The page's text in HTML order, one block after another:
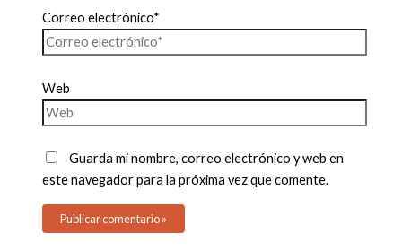
Correo electrónico*
Web
Guarda mi nombre, correo electrónico y web en
este navegador para la próxima vez que comente.